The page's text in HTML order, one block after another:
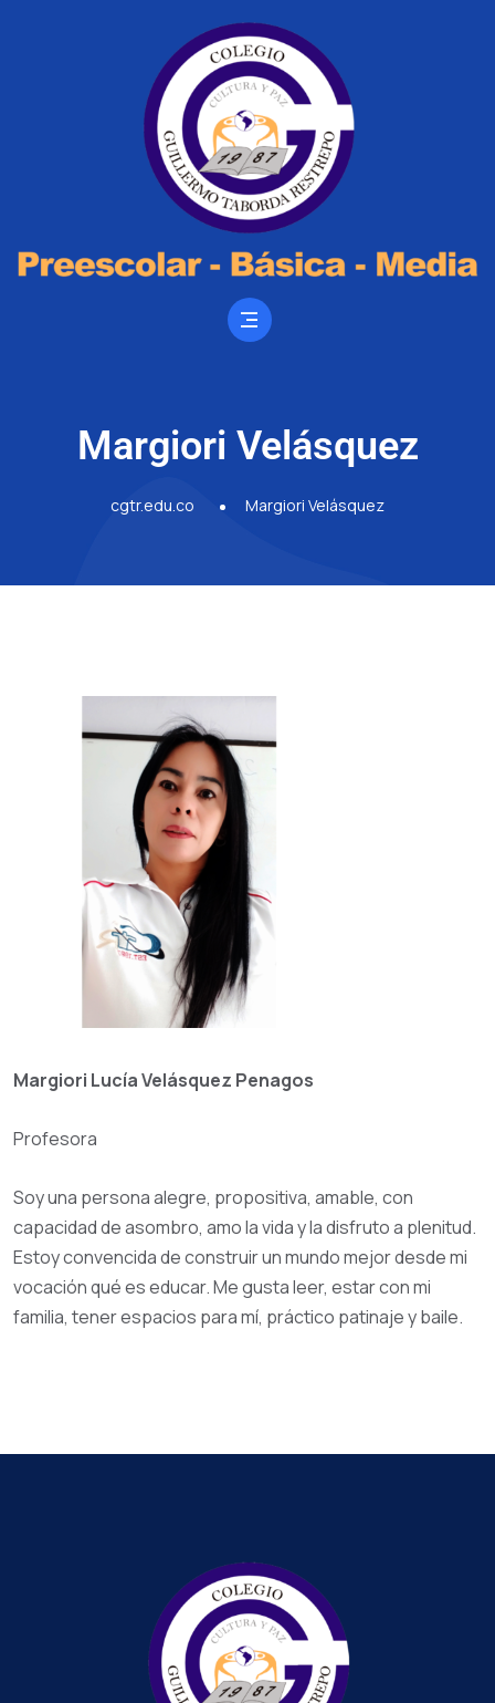
Margiori Velásquez
cgtr.edu.co Margiori Velásquez
Margiori Lucía Velásquez Penagos
Profesora
Soy una persona alegre, propositiva, amable, con
capacidad de asombro, amo la vida y la disfruto a plenitud.
Estoy convencida de construir un mundo mejor desde mi
vocación qué es educar. Me gusta leer, estar con mi
familia, tener espacios para mí, práctico patinaje y baile.